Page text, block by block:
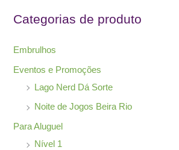
s
r
p
Categorias de produto
Embrulhos
Eventos e Promoções
Lago Nerd Dá Sorte
Noite de Jogos Beira Rio
Para Aluguel
Nível 1